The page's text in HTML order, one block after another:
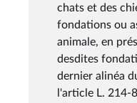
chats et des
fondations ou
animale, en
desdites
dernier alinéa
l'article L. 214-